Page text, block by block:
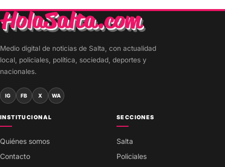
Medio digital de noticias de Salta, con actualidad
local, policiales, política, sociedad, deportes y
nacionales.
IG FB X WA
INSTITUCIONAL
Quiénes somos
Contacto
SECCIONES
Salta
Policiales